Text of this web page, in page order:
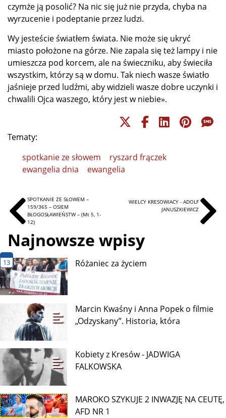
czymże ją posolić? Na nic się już nie przyda, chyba na
wyrzucenie i podeptanie przez ludzi.
Wy jesteście światłem świata. Nie może się ukryć
miasto położone na górze. Nie zapala się też lampy i nie
umieszcza pod korcem, ale na świeczniku, aby świeciła
wszystkim, którzy są w domu. Tak niech wasze światło
jaśnieje przed ludźmi, aby widzieli wasze dobre uczynki i
chwalili Ojca waszego, który jest w niebie».
Tematy:
spotkanie ze słowem
ryszard frączek
ewangelia dnia
ewangelia
SPOTKANIE ZE SŁOWEM –
159/365 – OSIEM
BŁOGOSŁAWIEŃSTW – (Mt 5, 1-
12)
WIELCY KRESOWIACY - ADOLF
JANUSZKIEWICZ
Najnowsze wpisy
13 Różaniec za życiem
Marcin Kwaśny i Anna Popek o filmie
„Odzyskany”. Historia, która
Kobiety z Kresów - JADWIGA
FALKOWSKA
MAROKO SZYKUJE 2 INWAZJĘ NA CEUTĘ,
AFD NR 1